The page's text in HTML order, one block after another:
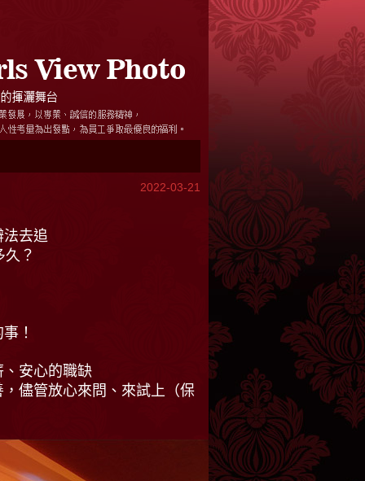
2022-03-21
去追
？
！
安心的職缺
儘管放心來問、來試上（保